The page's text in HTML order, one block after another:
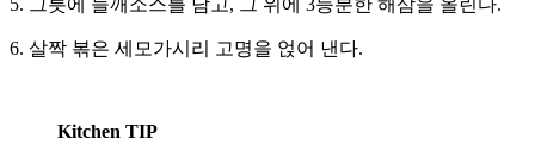
5. 그릇에 들깨소스를 담고, 그 위에 3등분한 해삼을 올린다.
6. 살짝 볶은 세모가시리 고명을 얹어 낸다.
Kitchen TIP